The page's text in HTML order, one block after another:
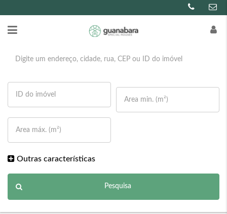
Outras características
Pesquisa